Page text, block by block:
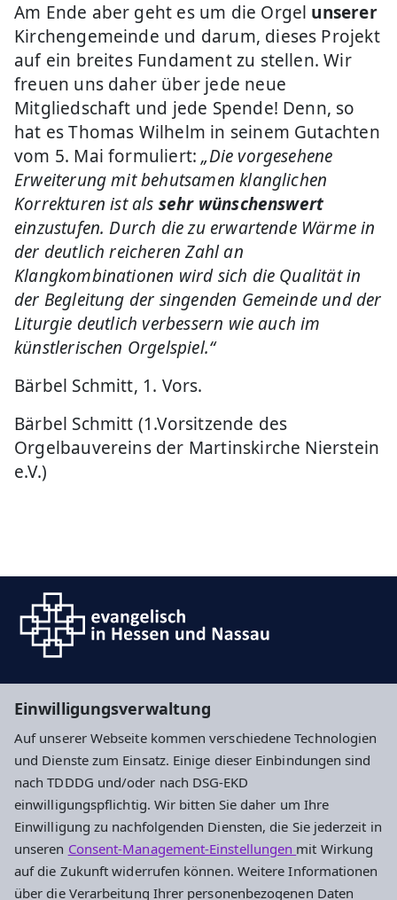
Einwilligungsverwaltung
Auf unserer Webseite kommen verschiedene Technologien
und Dienste zum Einsatz. Einige dieser Einbindungen sind
nach TDDDG und/oder nach DSG-EKD
einwilligungspflichtig. Wir bitten Sie daher um Ihre
Einwilligung zu nachfolgenden Diensten, die Sie jederzeit in
unseren Consent-Management-Einstellungen mit Wirkung
auf die Zukunft widerrufen können. Weitere Informationen
über die Verarbeitung Ihrer personenbezogenen Daten
Am Ende aber geht es um die Orgel unserer
Kirchengemeinde und darum, dieses Projekt
auf ein breites Fundament zu stellen. Wir
freuen uns daher über jede neue
Mitgliedschaft und jede Spende! Denn, so
hat es Thomas Wilhelm in seinem Gutachten
vom 5. Mai formuliert:„Die vorgesehene
Erweiterung mit behutsamen klanglichen
Korrekturen ist als sehr wünschenswert
einzustufen. Durch die zu erwartende Wärme in
der deutlich reicheren Zahl an
Klangkombinationen wird sich die Qualität in
der Begleitung der singenden Gemeinde und der
Liturgie deutlich verbessern wie auch im
künstlerischen Orgelspiel.“
Bärbel Schmitt, 1. Vors.
Bärbel Schmitt (1.Vorsitzende des
Orgelbauvereins der Martinskirche Nierstein
e.V.)
Suche
Ev. Kirchengemeinde Nierstein
Mühlgasse 28
55283 Nierstein